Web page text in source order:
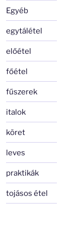
Egyéb
egytálétel
előétel
főétel
fűszerek
italok
köret
leves
praktikák
tojásos étel